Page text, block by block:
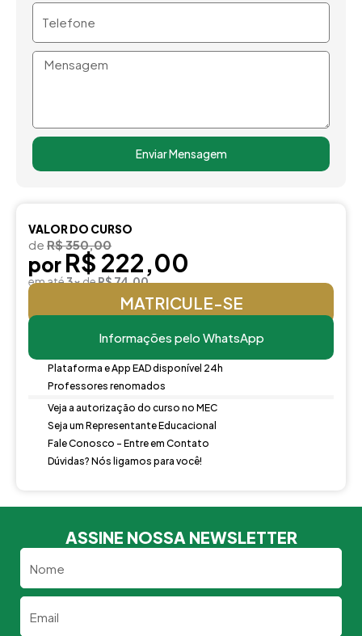
Mensagem
Enviar Mensagem
VALOR DO CURSO
de R$ 350,00
por R$ 222,00
em até3xdeR$ 74,00
MATRICULE-SE
Informações pelo WhatsApp
Plataforma e App EAD disponível 24h
Professores renomados
Veja a autorização do curso no MEC
Seja um Representante Educacional
Fale Conosco - Entre em Contato
Dúvidas? Nós ligamos para você!
ASSINE NOSSA NEWSLETTER